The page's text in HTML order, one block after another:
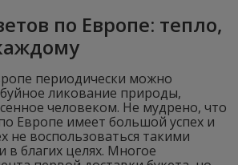
по Европе: тепло,
периодически можно
ликование природы,
человеком. Не мудрено, что
Европе имеет большой успех и
не воспользоваться такими
благих целях. Многое